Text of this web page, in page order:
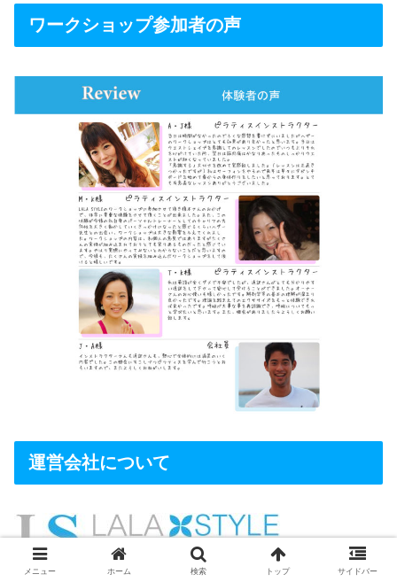
ワークショップ参加者の声
運営会社について
メニュー ホーム 検索 トップ サイドバー